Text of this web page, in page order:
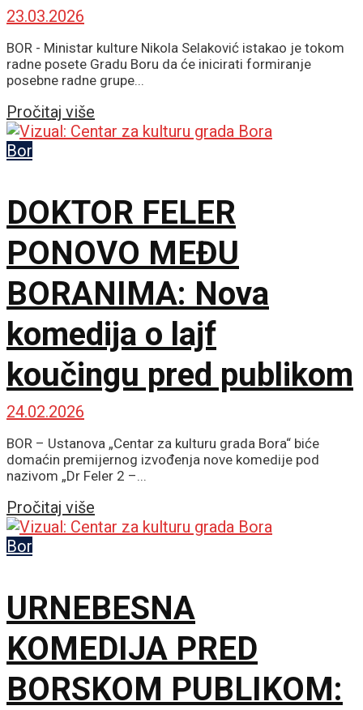
blaga
23.03.2026
BOR - Ministar kulture Nikola Selaković istakao je tokom
radne posete Gradu Boru da će inicirati formiranje
posebne radne grupe...
Pročitaj više
Bor
DOKTOR FELER
PONOVO MEĐU
BORANIMA: Nova
komedija o lajf
koučingu pred publikom
24.02.2026
BOR – Ustanova „Centar za kulturu grada Bora“ biće
domaćin premijernog izvođenja nove komedije pod
nazivom „Dr Feler 2 –...
Pročitaj više
Bor
URNEBESNA
KOMEDIJA PRED
BORSKOM PUBLIKOM: